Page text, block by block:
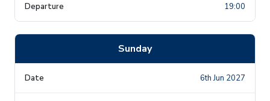
19:00
Sunday
6th Jun 2027